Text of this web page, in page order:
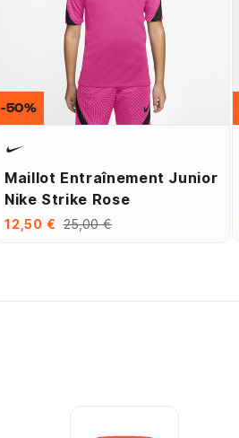
Maillot Entraînement Junior
Nike Strike Rose
12,50 € 25,00 €
-50%